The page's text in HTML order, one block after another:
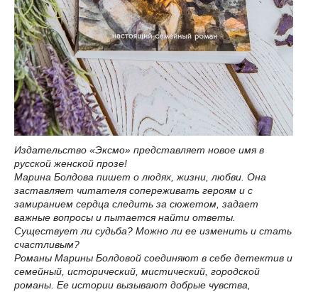
Издательство «Эксмо» представляет новое имя в
русской женской прозе!
Марина Болдова пишет о людях, жизни, любви. Она
заставляет читателя сопереживать героям и с
замиранием сердца следить за сюжетом, задает
важные вопросы и пытается найти ответы.
Существует ли судьба? Можно ли ее изменить и стать
счастливым?
Романы Марины Болдовой соединяют в себе детектив и
семейный, исторический, мистический, городской
романы. Ее истории вызывают добрые чувства,